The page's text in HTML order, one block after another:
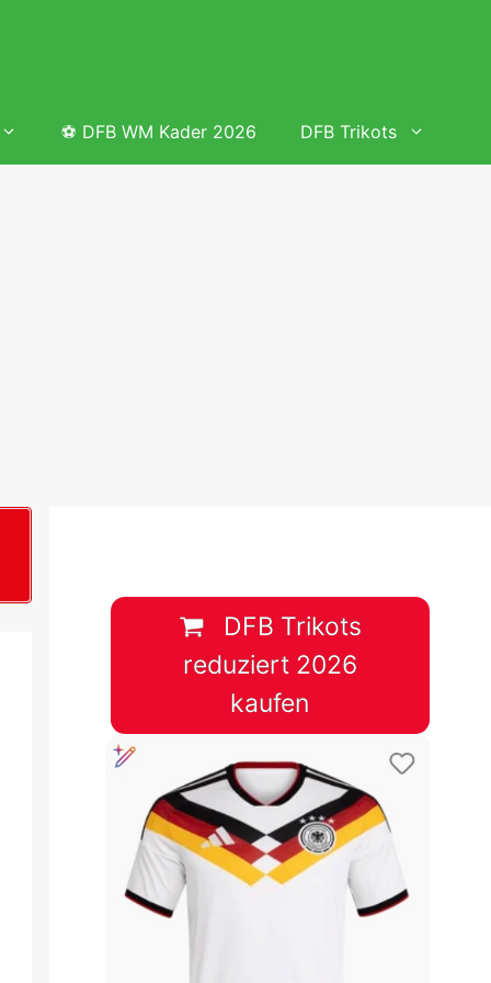
&
&
Tabelle
⚽ DFB WM Kader 2026 DFB Trikots
DFB Trikots
reduziert 2026
kaufen